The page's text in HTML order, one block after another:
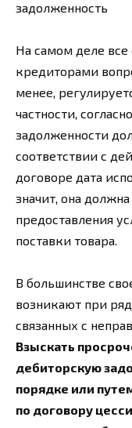
На самом деле
кредиторами
менее,
частности,
задолженности
соответствии с
договоре дата
значит, она
предоставления
поставки товара.
В большинстве
возникают при
связанных с
Взыскать
дебиторскую
порядке или
по договору